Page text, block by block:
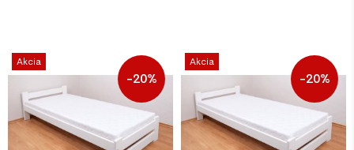
Akcia
-20%
Akcia
-20%